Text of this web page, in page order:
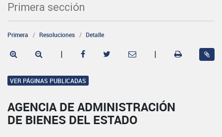
Primera sección
Primera Resoluciones Detalle
| |
VER PÁGINAS PUBLICADAS
AGENCIA DE ADMINISTRACIÓN
DE BIENES DEL ESTADO